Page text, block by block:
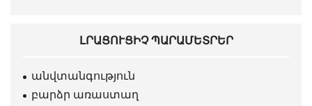
ԼՐԱՑՈՒՑԻՉ ՊԱՐԱՄԵՏՐԵՐ
անվտանգություն
բարձր առաստաղ